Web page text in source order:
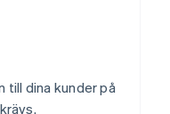
till dina kunder på